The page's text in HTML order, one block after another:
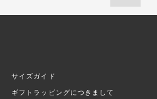
サイズガイド
ギフトラッピングにつきまして